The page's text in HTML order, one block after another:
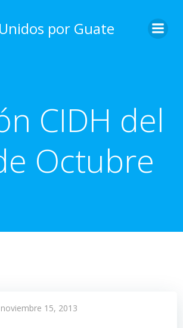
content
por Guate
CIDH del
Octubre
noviembre 15, 2013